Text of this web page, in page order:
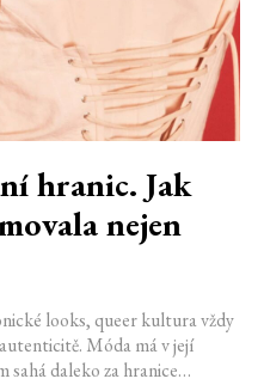
hranic. Jak
nejen
looks, queer kultura vždy
Móda má v její
sahá daleko za hranice